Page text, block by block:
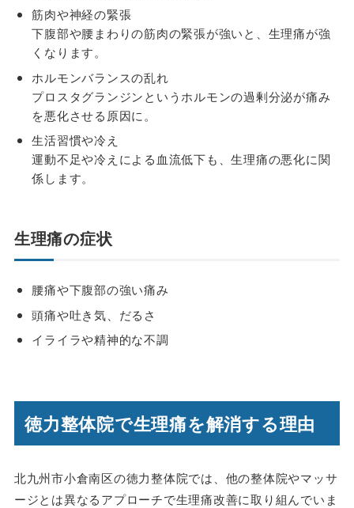
筋肉や神経の緊張
下腹部や腰まわりの筋肉の緊張が強いと、生理痛が強
くなります。
ホルモンバランスの乱れ
プロスタグランジンというホルモンの過剰分泌が痛み
を悪化させる原因に。
生活習慣や冷え
運動不足や冷えによる血流低下も、生理痛の悪化に関
係します。
生理痛の症状
腰痛や下腹部の強い痛み
頭痛や吐き気、だるさ
イライラや精神的な不調
徳力整体院で生理痛を解消する理由
北九州市小倉南区の徳力整体院では、他の整体院やマッサ
ージとは異なるアプローチで生理痛改善に取り組んでいま